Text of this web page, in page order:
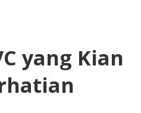
yang Kian